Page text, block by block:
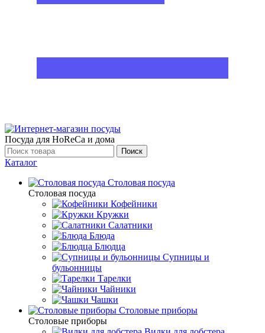
Посуда для HoReCa и дома
Поиск
Каталог
Столовая посуда
Столовая посуда
Кофейники
Кружки
Салатники
Блюда
Блюдца
Супницы и
бульонницы
Тарелки
Чайники
Чашки
Cтоловые приборы
Cтоловые приборы